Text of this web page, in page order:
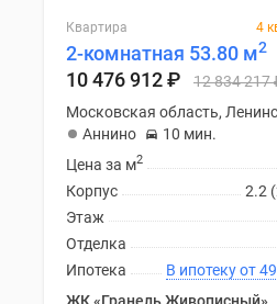
Квартира 4
2-комнатная 53.80 м2
10 476 912₽ 12 834 217
Аннино
10 мин.
Цена за м2
2.2
Корпус
Этаж
Отделка
В
Ипотека
ЖК «Гранель Живописный»